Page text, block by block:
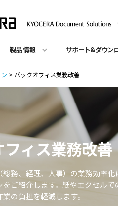
製品情報 サポート&ダウン
> バックオフィス業務改善
ィス業務改善
総務、経理、人事）の業務効率化
をご紹介します。紙やエクセルで
の負担を軽減します。